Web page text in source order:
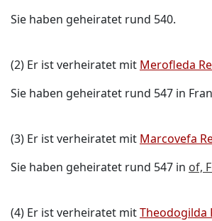
Sie haben geheiratet rund 540.
(2) Er ist verheiratet mit Merofleda
Sie haben geheiratet rund 547 in
(3) Er ist verheiratet mit Marcovefa
Sie haben geheiratet rund 547 in of,
(4) Er ist verheiratet mitTheodogilda